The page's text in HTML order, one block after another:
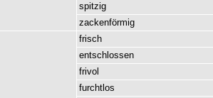
spitzig
zackenförmig
frisch
entschlossen
frivol
furchtlos